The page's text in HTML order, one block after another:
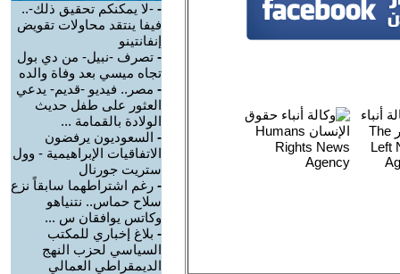
- -لا يمكنكم تحقيق ذلك-..
فيفا ينتقد محاولات تقويض
إنفانتينو
- تصرف -نبيل- من دي بول
تجاه ميسي بعد وفاة والده
- مصر.. فيديو -قديم- يدعي
العثور على طفل حديث
الولادة بالقمامة ...
- السعوديون يرفضون
الاتفاقيات الإبراهيمية - وول
ستريت جورنال
- رغم اشتراطهما سابقاً نزع
سلاح حماس.. نتنياهو
وكاتس يوافقان س ...
- بلاغ إخباري للمكتب
السياسي لحزب النهج
الديمقراطي العمالي